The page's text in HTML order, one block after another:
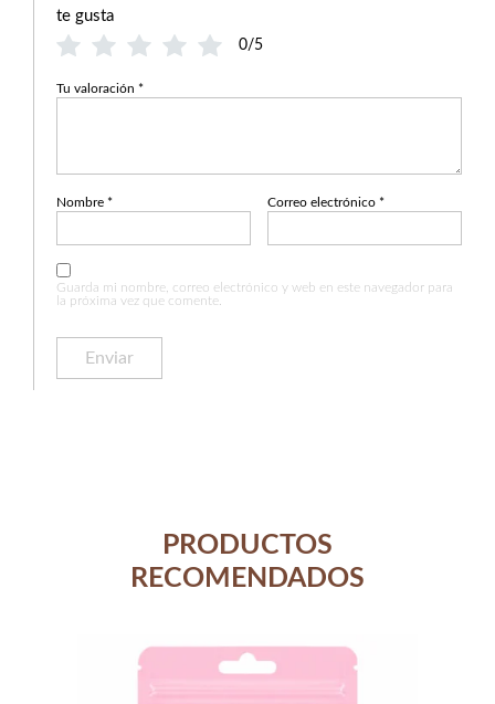
te gusta
0/5
Tu valoración *
Nombre * Correo electrónico *
Guarda mi nombre, correo electrónico y web en este navegador para
la próxima vez que comente.
PRODUCTOS
RECOMENDADOS